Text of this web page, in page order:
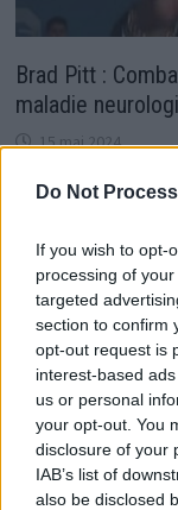
Do Not
If you wish to opt-
processing of
targeted
section to confirm
opt-out request is
interest-based
us or personal
your opt-out. You
disclosure of your
IAB’s list of
also be disclosed
Brad Pitt :
maladie
15 mai 2024